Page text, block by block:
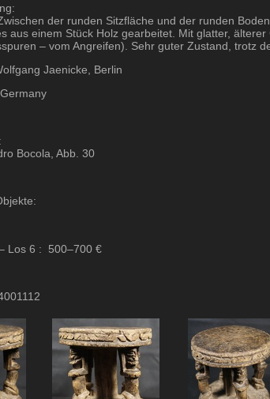
der runden Sitzfläche und der runden
einem Stück Holz gearbeitet. Mit glatter,
– vom Angreifen). Sehr guter Zustand, trotz
Jaenicke, Berlin
Bocola, Abb. 30
Los 6 : 500–700 €